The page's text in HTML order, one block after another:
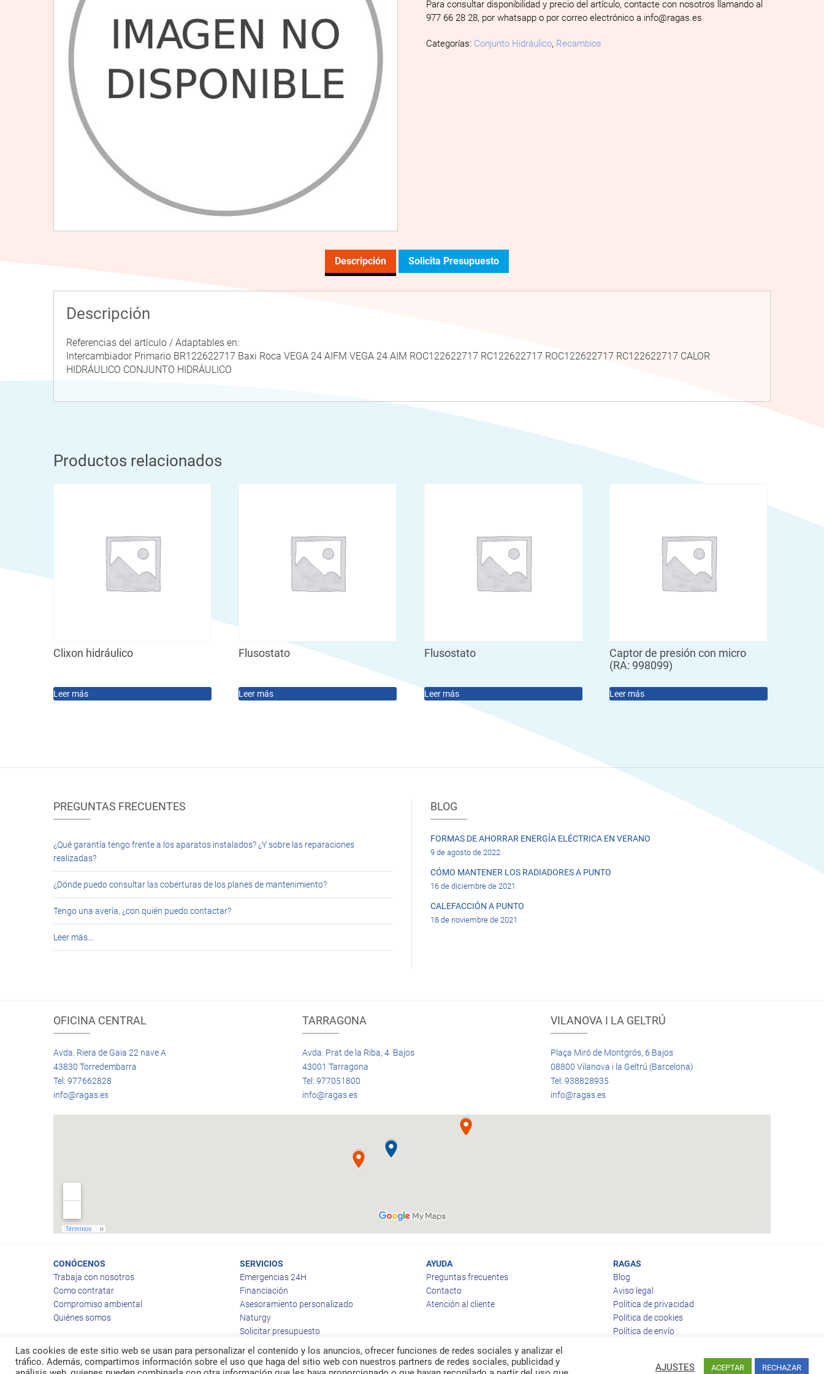
Para consultar disponibilidad y precio del artículo, contacte con nosotros llamando al
977 66 28 28, por whatsapp o por correo electrónico a info@ragas.es
Categorías: Conjunto Hidráulico, Recambios
Descripción Solicita Presupuesto
Descripción
Referencias del artículo / Adaptables en:
Intercambiador Primario BR122622717 Baxi Roca VEGA 24 AIFM VEGA 24 AIM ROC122622717 RC122622717 ROC122622717 RC122622717 CALOR
HIDRÁULICO CONJUNTO HIDRÁULICO
Productos relacionados
Clixon hidráulico
Leer más
Flusostato
Leer más
Flusostato
Leer más
Captor de presión con micro
(RA: 998099)
Leer más
PREGUNTAS FRECUENTES
¿Qué garantía tengo frente a los aparatos instalados? ¿Y sobre las reparaciones
realizadas?
¿Dónde puedo consultar las coberturas de los planes de mantenimiento?
Tengo una avería, ¿con quién puedo contactar?
Leer más…
BLOG
FORMAS DE AHORRAR ENERGÍA ELÉCTRICA EN VERANO
9 de agosto de 2022
CÓMO MANTENER LOS RADIADORES A PUNTO
16 de diciembre de 2021
CALEFACCIÓN A PUNTO
18 de noviembre de 2021
OFICINA CENTRAL
Avda. Riera de Gaia 22 nave A
43830 Torredembarra
Tel: 977662828
info@ragas.es
TARRAGONA
Avda. Prat de la Riba, 4 Bajos
43001 Tarragona
Tel: 977051800
info@ragas.es
VILANOVA I LA GELTRÚ
Plaça Miró de Montgrós, 6 Bajos
08800 Vilanova i la Geltrú (Barcelona)
Tel: 938828935
info@ragas.es
CONÓCENOS
Trabaja con nosotros
Como contratar
Compromiso ambiental
Quiénes somos
SERVICIOS
Emergencias 24H
Financiación
Asesoramiento personalizado
Naturgy
Solicitar presupuesto
AYUDA
Preguntas frecuentes
Contacto
Atención al cliente
RAGAS
Blog
Aviso legal
Política de privacidad
Política de cookies
Política de envío
Las cookies de este sitio web se usan para personalizar el contenido y los anuncios, ofrecer funciones de redes sociales y analizar el
tráfico. Además, compartimos información sobre el uso que haga del sitio web con nuestros partners de redes sociales, publicidad y
AJUSTES ACEPTAR RECHAZAR